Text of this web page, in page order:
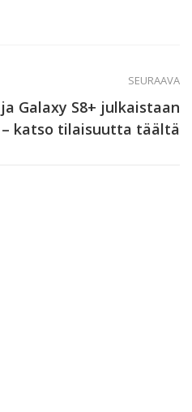
SEURAAVA
Galaxy S8+ julkaistaan
katso tilaisuutta täältä